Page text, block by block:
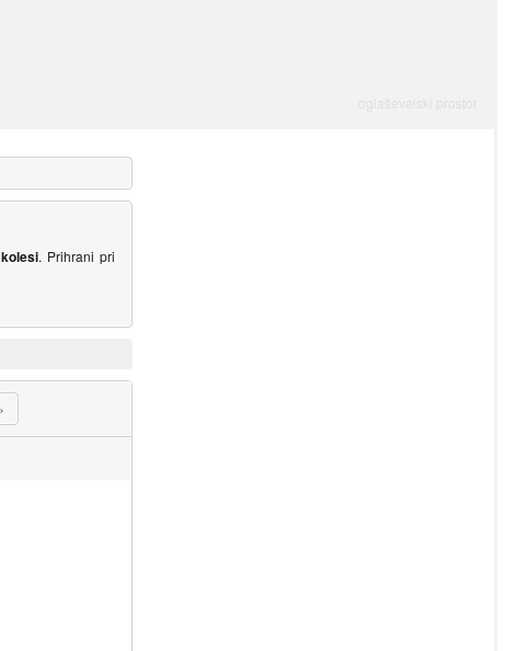
. Prihrani pri